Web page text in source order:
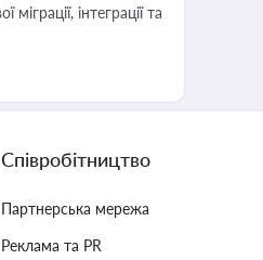
Співробітництво
Партнерська мережа
Реклама та PR